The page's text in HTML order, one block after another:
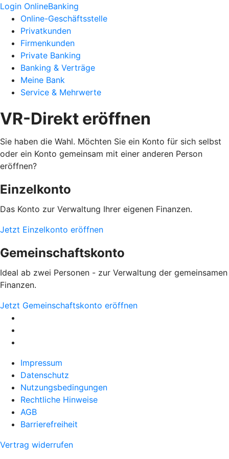
Login OnlineBanking
Online-Geschäftsstelle
Privatkunden
Firmenkunden
Private Banking
Banking & Verträge
Meine Bank
Service & Mehrwerte
VR-Direkt eröffnen
Sie haben die Wahl. Möchten Sie ein Konto für sich selbst
oder ein Konto gemeinsam mit einer anderen Person
eröffnen?
Einzelkonto
Das Konto zur Verwaltung Ihrer eigenen Finanzen.
Jetzt Einzelkonto eröffnen
Gemeinschaftskonto
Ideal ab zwei Personen - zur Verwaltung der gemeinsamen
Finanzen.
Jetzt Gemeinschaftskonto eröffnen
Impressum
Datenschutz
Nutzungsbedingungen
Rechtliche Hinweise
AGB
Barrierefreiheit
Vertrag widerrufen